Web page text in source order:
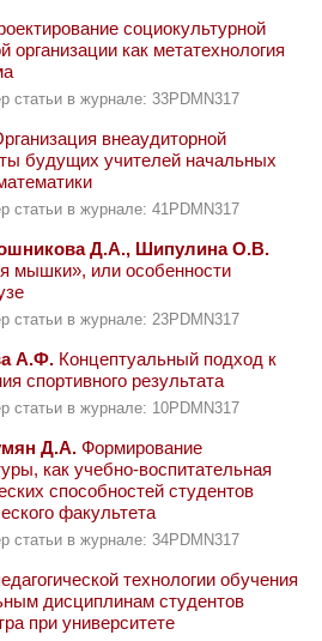
социокультурной
организации как метатехнология
статьи в журнале: 33PDMN317
внеаудиторной
будущих учителей начальных
статьи в журнале: 41PDMN317
Д.А., Шипулина О.В.
мышки», или особенности
статьи в журнале: 23PDMN317
А.Ф. Концептуальный подход к
спортивного результата
статьи в журнале: 10PDMN317
Д.А. Формирование
как учебно-воспитательная
способностей студентов
факультета
статьи в журнале: 34PDMN317
технологии обучения
дисциплинам студентов
при университете